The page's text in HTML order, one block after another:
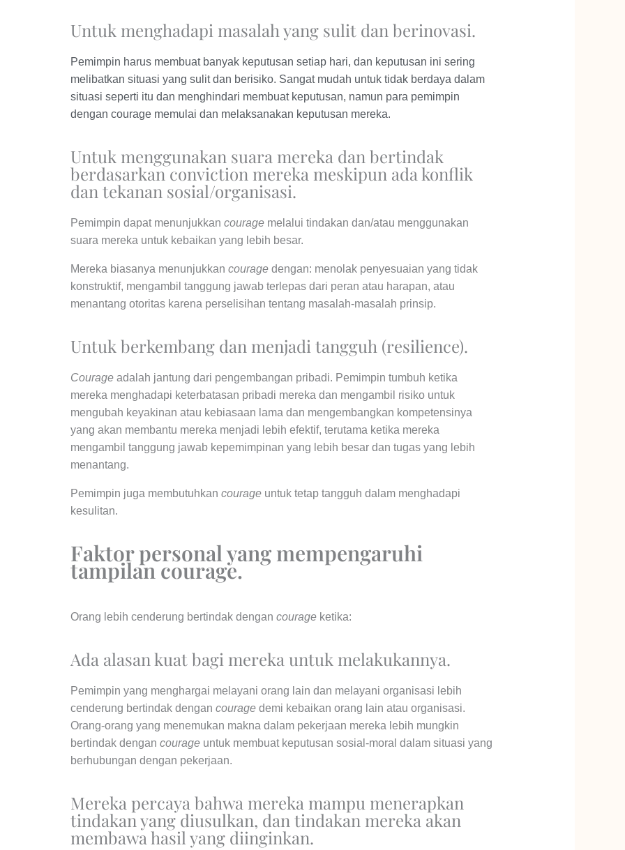
Untuk menghadapi masalah yang sulit dan berinovasi.
Pemimpin harus membuat banyak keputusan setiap hari, dan keputusan ini sering
melibatkan situasi yang sulit dan berisiko. Sangat mudah untuk tidak berdaya dalam
situasi seperti itu dan menghindari membuat keputusan, namun para pemimpin
dengan courage memulai dan melaksanakan keputusan mereka.
Untuk menggunakan suara mereka dan bertindak
berdasarkan conviction mereka meskipun ada konflik
dan tekanan sosial/organisasi.
Pemimpin dapat menunjukkan couragemelalui tindakan dan/atau menggunakan
suara mereka untuk kebaikan yang lebih besar.
Mereka biasanya menunjukkan courage dengan: menolak penyesuaian yang tidak
konstruktif, mengambil tanggung jawab terlepas dari peran atau harapan, atau
menantang otoritas karena perselisihan tentang masalah-masalah prinsip.
Untuk berkembang dan menjadi tangguh (resilience).
Courage adalah jantung dari pengembangan pribadi. Pemimpin tumbuh ketika
mereka menghadapi keterbatasan pribadi mereka dan mengambil risiko untuk
mengubah keyakinan atau kebiasaan lama dan mengembangkan kompetensinya
yang akan membantu mereka menjadi lebih efektif, terutama ketika mereka
mengambil tanggung jawab kepemimpinan yang lebih besar dan tugas yang lebih
menantang.
Pemimpin juga membutuhkan courage untuk tetap tangguh dalam menghadapi
kesulitan.
Faktor personal yang mempengaruhi
tampilan courage.
Orang lebih cenderung bertindak dengan courageketika:
Ada alasan kuat bagi mereka untuk melakukannya.
Pemimpin yang menghargai melayani orang lain dan melayani organisasi lebih
cenderung bertindak dengan couragedemi kebaikan orang lain atau organisasi.
Orang-orang yang menemukan makna dalam pekerjaan mereka lebih mungkin
bertindak dengan courageuntuk membuat keputusan sosial-moral dalam situasi yang
berhubungan dengan pekerjaan.
Mereka percaya bahwa mereka mampu menerapkan
tindakan yang diusulkan, dan tindakan mereka akan
membawa hasil yang diinginkan.